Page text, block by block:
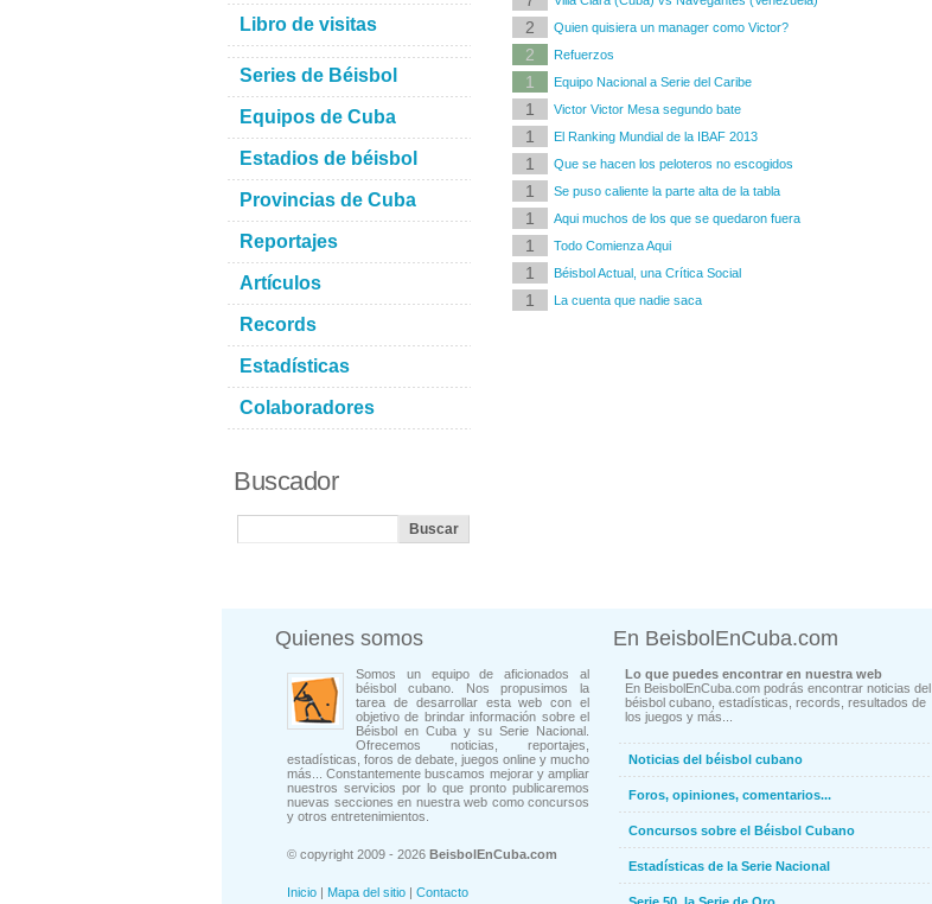
2 Quien quisiera un manager como Victor?
2 Refuerzos
1 Equipo Nacional a Serie del Caribe
1 Victor Victor Mesa segundo bate
1 El Ranking Mundial de la IBAF 2013
1 Que se hacen los peloteros no escogidos
1 Se puso caliente la parte alta de la tabla
1 Aqui muchos de los que se quedaron fuera
1 Todo Comienza Aqui
1 Béisbol Actual, una Crítica Social
1 La cuenta que nadie saca
Libro de visitas
Series de Béisbol
Equipos de Cuba
Estadios de béisbol
Provincias de Cuba
Reportajes
Artículos
Records
Estadísticas
Colaboradores
Buscador
Quienes somos
Somos un equipo de aficionados al
béisbol cubano. Nos propusimos la
tarea de desarrollar esta web con el
objetivo de brindar información sobre el
Béisbol en Cuba y su Serie Nacional.
Ofrecemos noticias, reportajes,
estadísticas, foros de debate, juegos online y mucho
más... Constantemente buscamos mejorar y ampliar
nuestros servicios por lo que pronto publicaremos
nuevas secciones en nuestra web como concursos
y otros entretenimientos.
© copyright 2009 - 2026 BeisbolEnCuba.com
Inicio | Mapa del sitio | Contacto
En BeisbolEnCuba.com
Lo que puedes encontrar en nuestra web
En BeisbolEnCuba.com podrás encontrar noticias del
béisbol cubano, estadísticas, records, resultados de
los juegos y más...
Noticias del béisbol cubano
Foros, opiniones, comentarios...
Concursos sobre el Béisbol Cubano
Estadísticas de la Serie Nacional